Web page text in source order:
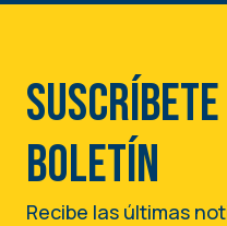
boletín
Recibe las últimas